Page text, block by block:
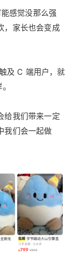
感觉没那么强
，家长也会变成
及 C 端用户，就
给我们带来一定
我们会一起做